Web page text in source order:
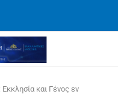
και Γένος εν